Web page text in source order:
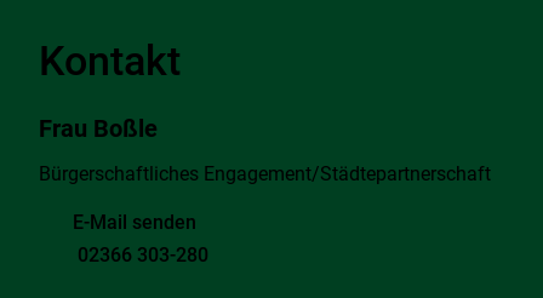
Kontakt
Frau Boßle
Bürgerschaftliches Engagement/Städtepartnerschaft
E-Mail senden
02366 303-280